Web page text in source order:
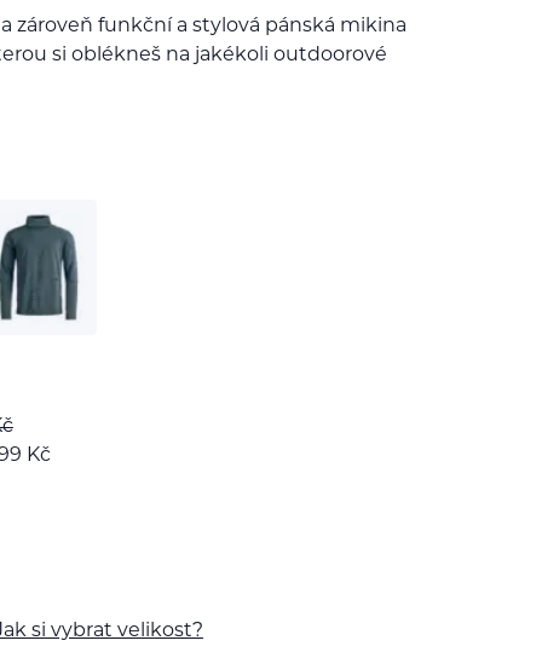
zároveň funkční a stylová pánská mikina
si oblékneš na jakékoli outdoorové
Kč
si vybrat velikost?